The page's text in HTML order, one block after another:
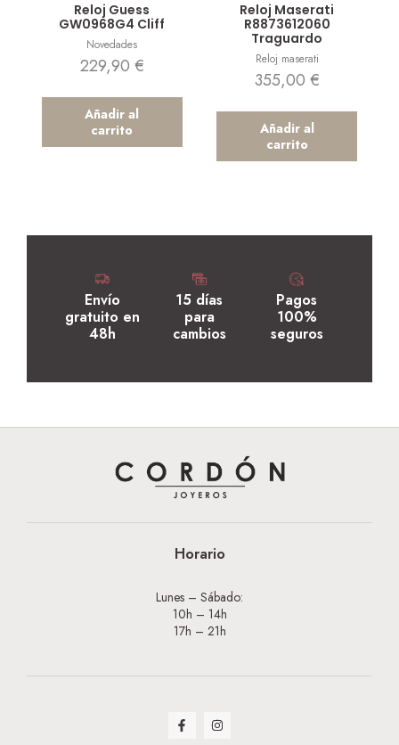
Reloj Guess
GW0968G4 Cliff
Novedades
229,90 €
Añadir al
carrito
Reloj Maserati
R8873612060
Traguardo
Reloj maserati
355,00 €
Añadir al
carrito
Envío
gratuito en
48h
15 días
para
cambios
Pagos
100%
seguros
Horario
Lunes – Sábado:
10h – 14h
17h – 21h